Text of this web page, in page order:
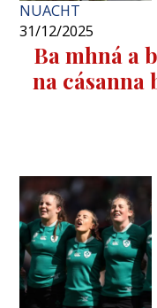
NUACHT
31/12/2025
Ba mhná a
na cásanna